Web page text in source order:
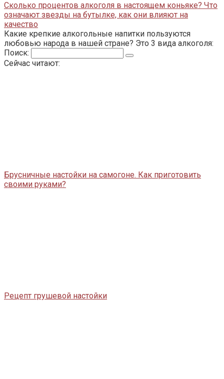
Сколько процентов алкоголя в настоящем коньяке? Что
означают звезды на бутылке, как они влияют на
качество
Какие крепкие алкогольные напитки пользуются
любовью народа в нашей стране? Это 3 вида алкоголя:
Поиск:
Сейчас читают:
Брусничные настойки на самогоне. Как приготовить
своими руками?
Рецепт грушевой настойки